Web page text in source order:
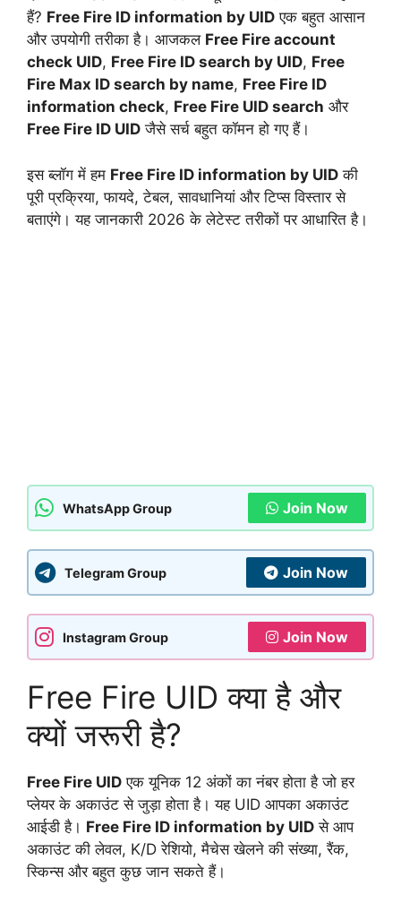
हैं? Free Fire ID information by UID एक बहुत आसान
और उपयोगी तरीका है। आजकल Free Fire account
check UID, Free Fire ID search by UID, Free
Fire Max ID search by name, Free Fire ID
information check, Free Fire UID search और
Free Fire ID UID जैसे सर्च बहुत कॉमन हो गए हैं।
इस ब्लॉग में हम Free Fire ID information by UID की
पूरी प्रक्रिया, फायदे, टेबल, सावधानियां और टिप्स विस्तार से
बताएंगे। यह जानकारी 2026 के लेटेस्ट तरीकों पर आधारित है।
WhatsApp Group Join Now
Telegram Group Join Now
Instagram Group Join Now
Free Fire UID क्या है और
क्यों जरूरी है?
Free Fire UID एक यूनिक 12 अंकों का नंबर होता है जो हर
प्लेयर के अकाउंट से जुड़ा होता है। यह UID आपका अकाउंट
आईडी है। Free Fire ID information by UID से आप
अकाउंट की लेवल, K/D रेशियो, मैचेस खेलने की संख्या, रैंक,
स्किन्स और बहुत कुछ जान सकते हैं।